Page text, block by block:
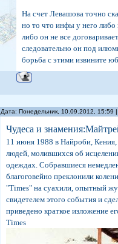
На счет Левашова точно
но то что инфы у него
либо он не все
следовательно он под
борьба с этими извините
Дата: Понедельник, 10.09.2012,
Чудеса и
11 июня 1988 в Найроби,
людей, молившихся об
одеждах. Собравшиеся
благоговейно преклонили
"Times" на суахили, опытный
свидетелем этого события и
приведено краткое изложение
Times